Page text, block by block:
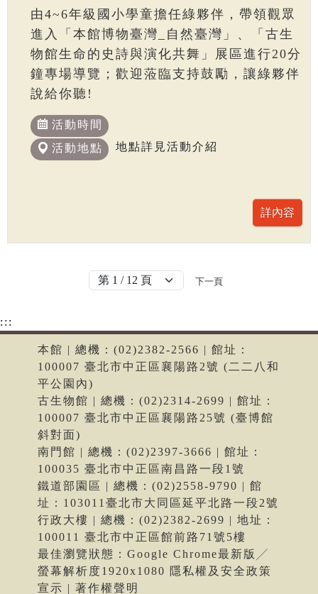
由4~6年級國小學童擔任綠夥伴，帶領觀眾
進入「本館博物臺灣_自然臺灣」、「古生
物館生命的史詩與演化共舞」展區進行20分
鐘專場導覽；歡迎蒞臨支持鼓勵，讓綠夥伴
說給你聽!
活動時間
活動地點
地點詳見活動介紹
下一頁
:::
本館 | 總機：(02)2382-2566 | 館址：
100007 臺北市中正區襄陽路2號 (二二八和
平公園內)
古生物館 | 總機：(02)2314-2699 | 館址：
100007 臺北市中正區襄陽路25號 (臺博館
斜對面)
南門館 | 總機：(02)2397-3666 | 館址：
100035 臺北市中正區南昌路一段1號
鐵道部園區 | 總機：(02)2558-9790 | 館
址：103011臺北市大同區延平北路一段2號
行政大樓 | 總機：(02)2382-2699 | 地址：
100011 臺北市中正區館前路71號5樓
最佳瀏覽狀態：Google Chrome最新版╱
螢幕解析度1920x1080 隱私權及安全政策
宣示 | 著作權聲明